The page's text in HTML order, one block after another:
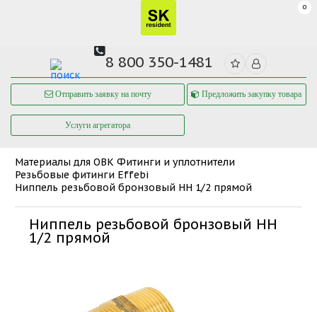
0
8 800 350-1481
Отправить заявку на почту Предложить закупку товара
Услуги агрегатора
Материалы для ОВК Фитинги и уплотнители
Резьбовые фитинги Effebi
Ниппель резьбовой бронзовый НН 1/2 прямой
Ниппель резьбовой бронзовый НН
1/2 прямой